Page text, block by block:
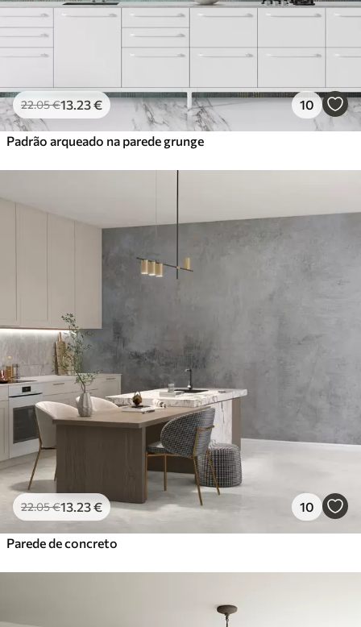
22.05€13 .23€ 10
Padrão arqueado na parede grunge
22.05€13 .23€ 10
Parede de concreto